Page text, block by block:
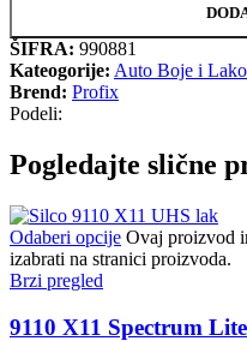
ŠIFRA: 990881
Kateogorije: Auto Boje i
Brend: Profix
Podeli:
Pogledajte slične
Odaberi opcije Ovaj proizvod
izabrati na stranici proizvoda.
Brzi pregled
9110 X11 Spectrum